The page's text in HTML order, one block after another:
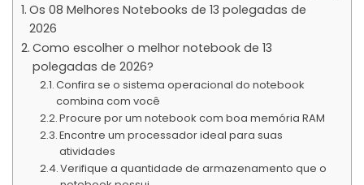
Os 08 Melhores Notebooks de 13 polegadas de
2026
Como escolher o melhor notebook de 13
polegadas de 2026?
Confira se o sistema operacional do notebook
combina com você
Procure por um notebook com boa memória RAM
Encontre um processador ideal para suas
atividades
Verifique a quantidade de armazenamento que o